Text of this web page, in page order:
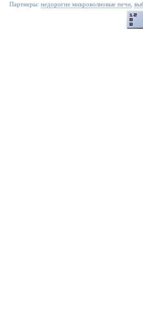
Партнеры: недорогие микроволновые печи,